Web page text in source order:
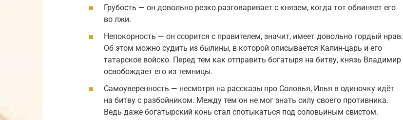
Грубость — он довольно резко разговаривает с князем, когда тот обвиняет его
во лжи.
Непокорность — он ссорится с правителем, значит, имеет довольно гордый нрав.
Об этом можно судить из былины, в которой описывается Калин-царь и его
татарское войско. Перед тем как отправить богатыря на битву, князь Владимир
освобождает его из темницы.
Самоуверенность — несмотря на рассказы про Соловья, Илья в одиночку идёт
на битву с разбойником. Между тем он не мог знать силу своего противника.
Ведь даже богатырский конь стал спотыкаться под соловьиным свистом.